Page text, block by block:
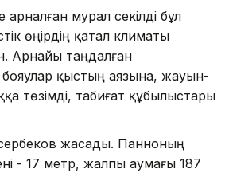
арналған мурал секілді бұл
өңірдің қатал климаты
Арнайы таңдалған
қыстың аязына, жауын-
төзімді, табиғат құбылыстары
жасады. Панноның
ені - 17 метр, жалпы аумағы 187